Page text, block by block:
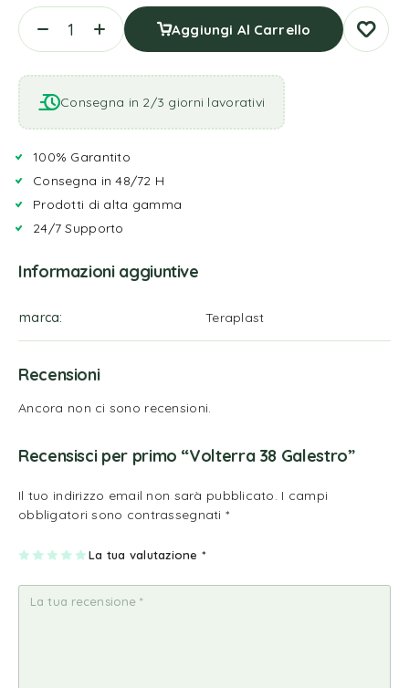
Aggiungi Al Carrello
Consegna in 2/3 giorni lavorativi
100% Garantito
Consegna in 48/72 H
Prodotti di alta gamma
24/7 Supporto
Informazioni aggiuntive
marca Teraplast
Recensioni
Ancora non ci sono recensioni.
Recensisci per primo “Volterra 38 Galestro”
Il tuo indirizzo email non sarà pubblicato. I campi
obbligatori sono contrassegnati *
La tua valutazione *
1
a
2
e
su
5
3
e
su
5
4
e
su
5
5
e
su
5